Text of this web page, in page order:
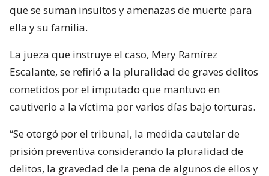
que se suman insultos y amenazas de muerte para
ella y su familia.
La jueza que instruye el caso, Mery Ramírez
Escalante, se refirió a la pluralidad de graves delitos
cometidos por el imputado que mantuvo en
cautiverio a la víctima por varios días bajo torturas.
“Se otorgó por el tribunal, la medida cautelar de
prisión preventiva considerando la pluralidad de
delitos, la gravedad de la pena de algunos de ellos y